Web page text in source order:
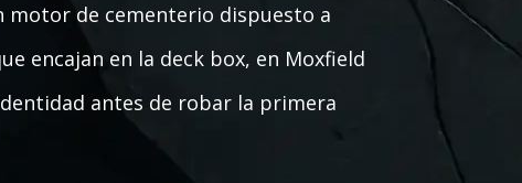
motor de cementerio dispuesto a
encajan en la deck box, en Moxfield
antes de robar la primera